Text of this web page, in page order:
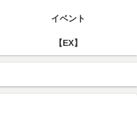
イベント
【EX】